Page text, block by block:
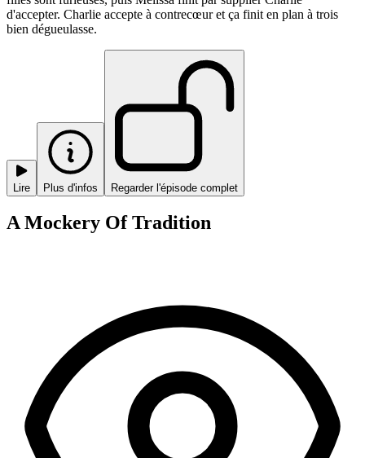
d'accepter. Charlie accepte à contrecœur et ça finit en plan à trois
bien dégueulasse.
Lire Plus d'infos Regarder l'épisode complet
A Mockery Of Tradition